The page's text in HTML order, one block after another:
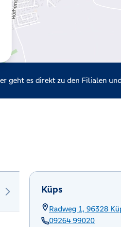
geht es direkt zu den Filialen
Küps
Radweg 1, 96328
09264 99020